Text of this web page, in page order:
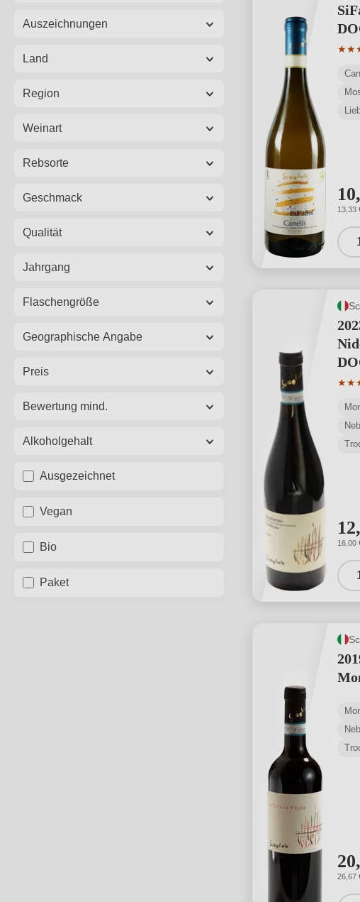
Auszeichnungen
Land
Region
Weinart
Rebsorte
Geschmack
Qualität
Jahrgang
Flaschengröße
Geographische Angabe
Preis
Bewertung mind.
Alkoholgehalt
Ausgezeichnet
Vegan
Bio
Paket
★★
13,33
★★
16,00
26,67